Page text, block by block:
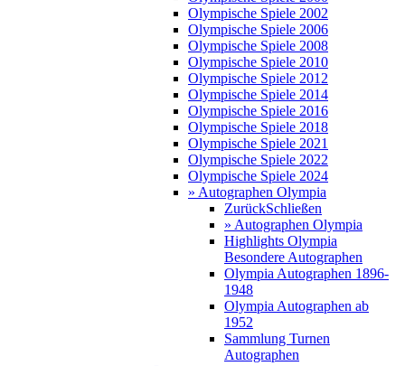
Olympische Spiele 2002
Olympische Spiele 2006
Olympische Spiele 2008
Olympische Spiele 2010
Olympische Spiele 2012
Olympische Spiele 2014
Olympische Spiele 2016
Olympische Spiele 2018
Olympische Spiele 2021
Olympische Spiele 2022
Olympische Spiele 2024
» Autographen Olympia
ZurückSchließen
» Autographen Olympia
Highlights Olympia
Besondere Autographen
Olympia Autographen 1896-
1948
Olympia Autographen ab
1952
Sammlung Turnen
Autographen